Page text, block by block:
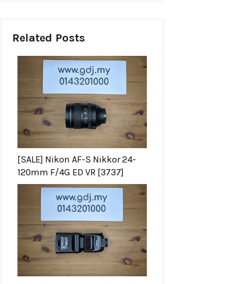
Related Posts
[SALE] Nikon AF-S Nikkor 24-
120mm F/4G ED VR [3737]